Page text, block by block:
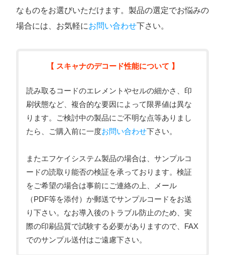
なものをお選びいただけます。製品の選定でお悩みの
場合には、お気軽にお問い合わせ下さい。
【 スキャナのデコード性能について 】
読み取るコードのエレメントやセルの細かさ、印
刷状態など、複合的な要因によって限界値は異な
ります。ご検討中の製品にご不明な点等ありまし
たら、ご購入前に一度お問い合わせ下さい。
またエフケイシステム製品の場合は、サンプルコ
ードの読取り能否の検証を承っております。検証
をご希望の場合は事前にご連絡の上、メール
（PDF等を添付）か郵送でサンプルコードをお送
り下さい。なお導入後のトラブル防止のため、実
際の印刷品質で試験する必要がありますので、FAX
でのサンプル送付はご遠慮下さい。